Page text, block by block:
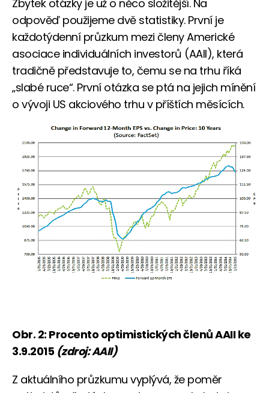
Zbytek otázky je už o něco složitější. Na
odpověď použijeme dvě statistiky. První je
každotýdenní průzkum mezi členy Americké
asociace individuálních investorů (AAII), která
tradičně představuje to, čemu se na trhu říká
„slabé ruce“. První otázka se ptá na jejich mínění
o vývoji US akciového trhu v příštích měsících.
Obr. 2: Procento optimistických členů AAII ke
3.9.2015 (zdroj: AAII)
Z aktuálního průzkumu vyplývá, že poměr